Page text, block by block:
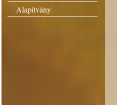
Alapítvány